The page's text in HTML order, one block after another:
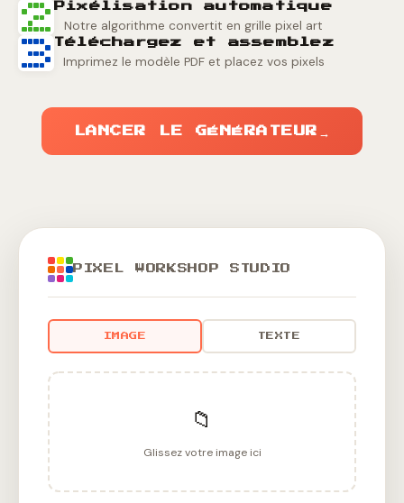
PIXEL WORKSHOP STUDIO
IMAGE TEXTE
📁
Glissez votre image ici
Pixélisation automatique
Notre algorithme convertit en grille pixel art
Téléchargez et assemblez
Imprimez le modèle PDF et placez vos pixels
LANCER LE GÉNÉRATEUR →